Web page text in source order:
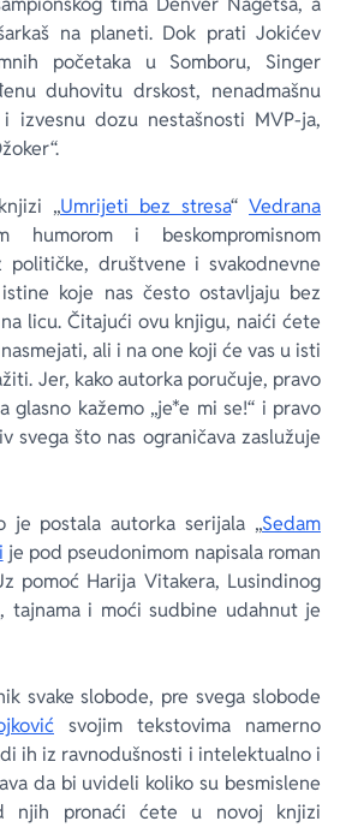
na planeti. Dok prati Jokićev
početaka u Somboru, Singer
duhovitu drskost, nenadmašnu
izvesnu dozu nestašnosti MVP-ja,
„Umrijeti bez stresa“ Vedrana
humorom i beskompromisnom
političke, društvene i svakodnevne
koje nas često ostavljaju bez
licu. Čitajući ovu knjigu, naići ćete
ali i na one koji će vas u isti
Jer, kako autorka poručuje, pravo
glasno kažemo „je*e mi se!“ i pravo
svega što nas ograničava zaslužuje
je postala autorka serijala „Sedam
je pod pseudonimom napisala roman
pomoć Harija Vitakera, Lusindinog
tajnama i moći sudbine udahnut je
svake slobode, pre svega slobode
svojim tekstovima namerno
ih iz ravnodušnosti i intelektualno i
da bi uvideli koliko su besmislene
njih pronaći ćete u novoj knjizi